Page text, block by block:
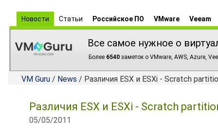
Новости Статьи Российское ПО VMware Veeam
Все самое нужное о
Более 6540 заметок о VMware, AWS, Azure,
VM Guru / News / Различия ESX и ESXi - Scratch
Различия ESX и ESXi - Scratch
05/05/2011